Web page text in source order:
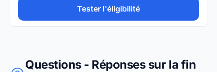
Tester l'éligibilité
Questions - Réponses sur la fin